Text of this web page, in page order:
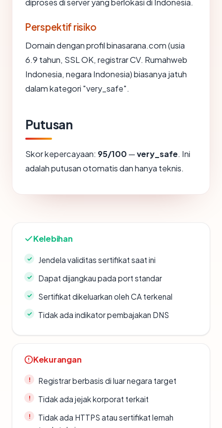
diproses di server yang berlokasi di Indonesia.
Perspektif risiko
Domain dengan profil binasarana.com (usia
6.9 tahun, SSL OK, registrar CV. Rumahweb
Indonesia, negara Indonesia) biasanya jatuh
dalam kategori "very_safe".
Putusan
Skor kepercayaan: 95/100 —very_safe. Ini
adalah putusan otomatis dan hanya teknis.
Kelebihan
Jendela validitas sertifikat saat ini
Dapat dijangkau pada port standar
Sertifikat dikeluarkan oleh CA terkenal
Tidak ada indikator pembajakan DNS
Kekurangan
Registrar berbasis di luar negara target
Tidak ada jejak korporat terkait
Tidak ada HTTPS atau sertifikat lemah